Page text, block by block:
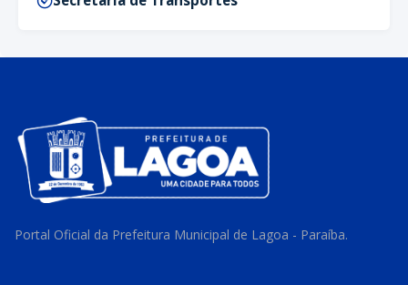
Portal Oficial da Prefeitura Municipal de Lagoa - Paraíba.